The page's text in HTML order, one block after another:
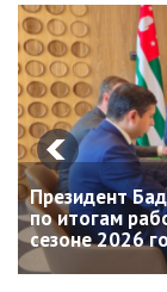
Президент
по итогам
сезоне 2026